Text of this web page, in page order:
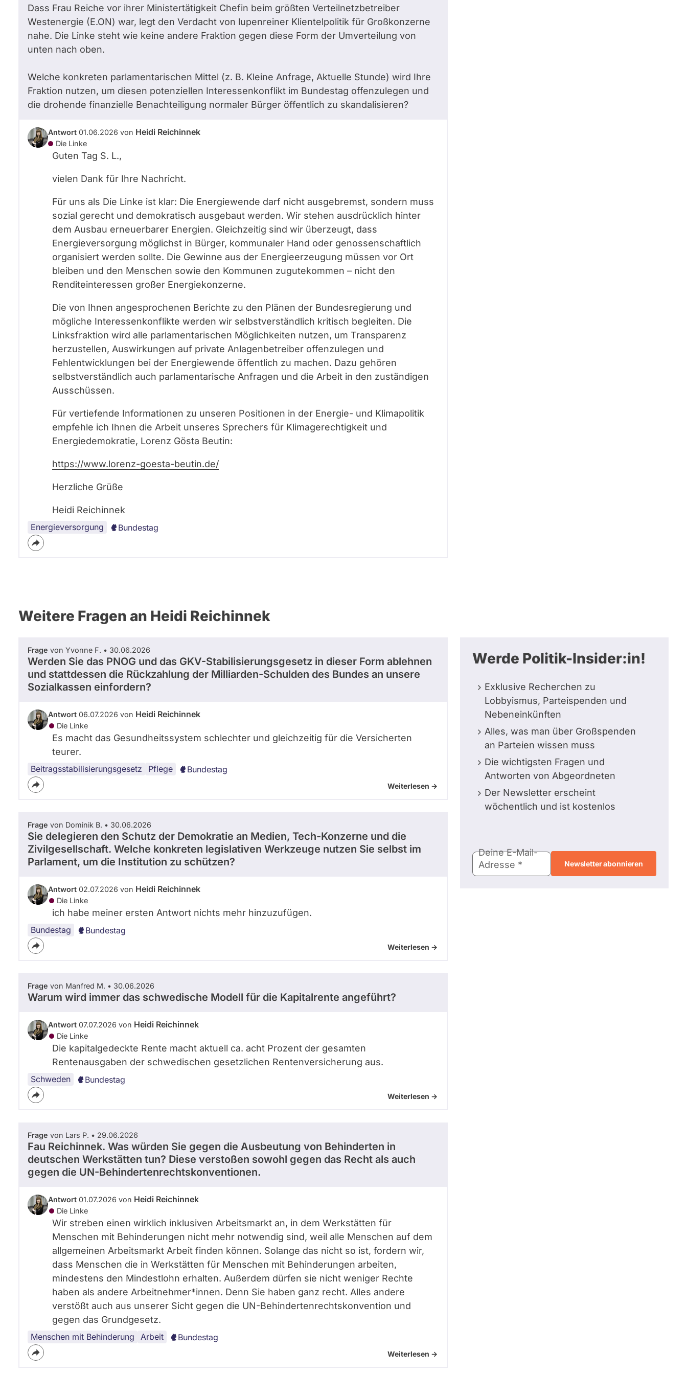
Dass Frau Reiche vor ihrer Ministertätigkeit Chefin beim größten Verteilnetzbetreiber
Westenergie (E.ON) war, legt den Verdacht von lupenreiner Klientelpolitik für Großkonzerne
nahe. Die Linke steht wie keine andere Fraktion gegen diese Form der Umverteilung von
unten nach oben.
Welche konkreten parlamentarischen Mittel (z. B. Kleine Anfrage, Aktuelle Stunde) wird Ihre
Fraktion nutzen, um diesen potenziellen Interessenkonflikt im Bundestag offenzulegen und
die drohende finanzielle Benachteiligung normaler Bürger öffentlich zu skandalisieren?
Antwort 01.06.2026 von Heidi Reichinnek
Die Linke
Guten Tag S. L.,
vielen Dank für Ihre Nachricht.
Für uns als Die Linke ist klar: Die Energiewende darf nicht ausgebremst, sondern muss
sozial gerecht und demokratisch ausgebaut werden. Wir stehen ausdrücklich hinter
dem Ausbau erneuerbarer Energien. Gleichzeitig sind wir überzeugt, dass
Energieversorgung möglichst in Bürger, kommunaler Hand oder genossenschaftlich
organisiert werden sollte. Die Gewinne aus der Energieerzeugung müssen vor Ort
bleiben und den Menschen sowie den Kommunen zugutekommen – nicht den
Renditeinteressen großer Energiekonzerne.
Die von Ihnen angesprochenen Berichte zu den Plänen der Bundesregierung und
mögliche Interessenkonflikte werden wir selbstverständlich kritisch begleiten. Die
Linksfraktion wird alle parlamentarischen Möglichkeiten nutzen, um Transparenz
herzustellen, Auswirkungen auf private Anlagenbetreiber offenzulegen und
Fehlentwicklungen bei der Energiewende öffentlich zu machen. Dazu gehören
selbstverständlich auch parlamentarische Anfragen und die Arbeit in den zuständigen
Ausschüssen.
Für vertiefende Informationen zu unseren Positionen in der Energie- und Klimapolitik
empfehle ich Ihnen die Arbeit unseres Sprechers für Klimagerechtigkeit und
Energiedemokratie, Lorenz Gösta Beutin:
https://www.lorenz-goesta-beutin.de/
Herzliche Grüße
Heidi Reichinnek
Energieversorgung Bundestag
Weitere Fragen an Heidi Reichinnek
Frage von Yvonne F. • 30.06.2026
Werden Sie das PNOG und das GKV-Stabilisierungsgesetz in dieser Form ablehnen
und stattdessen die Rückzahlung der Milliarden-Schulden des Bundes an unsere
Sozialkassen einfordern?
Antwort 06.07.2026 von Heidi Reichinnek
Die Linke
Es macht das Gesundheitssystem schlechter und gleichzeitig für die Versicherten
teurer.
Beitragsstabilisierungsgesetz Pflege Bundestag
Weiterlesen ->
Frage von Dominik B. • 30.06.2026
Sie delegieren den Schutz der Demokratie an Medien, Tech-Konzerne und die
Zivilgesellschaft. Welche konkreten legislativen Werkzeuge nutzen Sie selbst im
Parlament, um die Institution zu schützen?
Antwort 02.07.2026 von Heidi Reichinnek
Die Linke
ich habe meiner ersten Antwort nichts mehr hinzuzufügen.
Bundestag Bundestag
Weiterlesen ->
Frage von Manfred M. • 30.06.2026
Warum wird immer das schwedische Modell für die Kapitalrente angeführt?
Antwort 07.07.2026 von Heidi Reichinnek
Die Linke
Die kapitalgedeckte Rente macht aktuell ca. acht Prozent der gesamten
Rentenausgaben der schwedischen gesetzlichen Rentenversicherung aus.
Schweden Bundestag
Weiterlesen ->
Frage von Lars P. • 29.06.2026
Fau Reichinnek. Was würden Sie gegen die Ausbeutung von Behinderten in
deutschen Werkstätten tun? Diese verstoßen sowohl gegen das Recht als auch
gegen die UN-Behindertenrechtskonventionen.
Antwort 01.07.2026 von Heidi Reichinnek
Die Linke
Wir streben einen wirklich inklusiven Arbeitsmarkt an, in dem Werkstätten für
Menschen mit Behinderungen nicht mehr notwendig sind, weil alle Menschen auf dem
allgemeinen Arbeitsmarkt Arbeit finden können. Solange das nicht so ist, fordern wir,
dass Menschen die in Werkstätten für Menschen mit Behinderungen arbeiten,
mindestens den Mindestlohn erhalten. Außerdem dürfen sie nicht weniger Rechte
haben als andere Arbeitnehmer*innen. Denn Sie haben ganz recht. Alles andere
verstößt auch aus unserer Sicht gegen die UN-Behindertenrechtskonvention und
gegen das Grundgesetz.
Menschen mit Behinderung Arbeit Bundestag
Weiterlesen ->
Werde Politik-Insider:in!
Exklusive Recherchen zu
Lobbyismus, Parteispenden und
Nebeneinkünften
Alles, was man über Großspenden
an Parteien wissen muss
Die wichtigsten Fragen und
Antworten von Abgeordneten
Der Newsletter erscheint
wöchentlich und ist kostenlos
Mail-
Adresse
Deine E-Mail-
Adresse